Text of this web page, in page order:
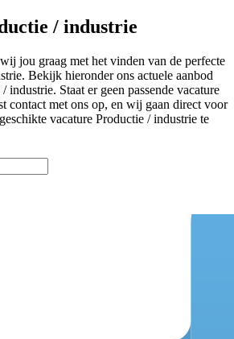
/ industrie
jou graag met het vinden van de perfecte
Bekijk hieronder ons actuele aanbod
industrie. Staat er geen passende vacature
contact met ons op, en wij gaan direct voor
vacature Productie / industrie te